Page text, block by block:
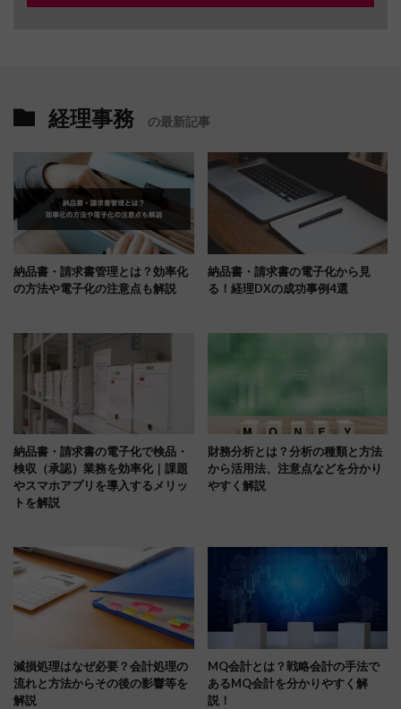
経理事務 の最新記事
納品書・請求書管理とは？効率化
の方法や電子化の注意点も解説
納品書・請求書の電子化から見
る！経理DXの成功事例4選
納品書・請求書の電子化で検品・
検収（承認）業務を効率化｜課題
やスマホアプリを導入するメリッ
トを解説
財務分析とは？分析の種類と方法
から活用法、注意点などを分かり
やすく解説
減損処理はなぜ必要？会計処理の
流れと方法からその後の影響等を
解説
MQ会計とは？戦略会計の手法で
あるMQ会計を分かりやすく解
説！